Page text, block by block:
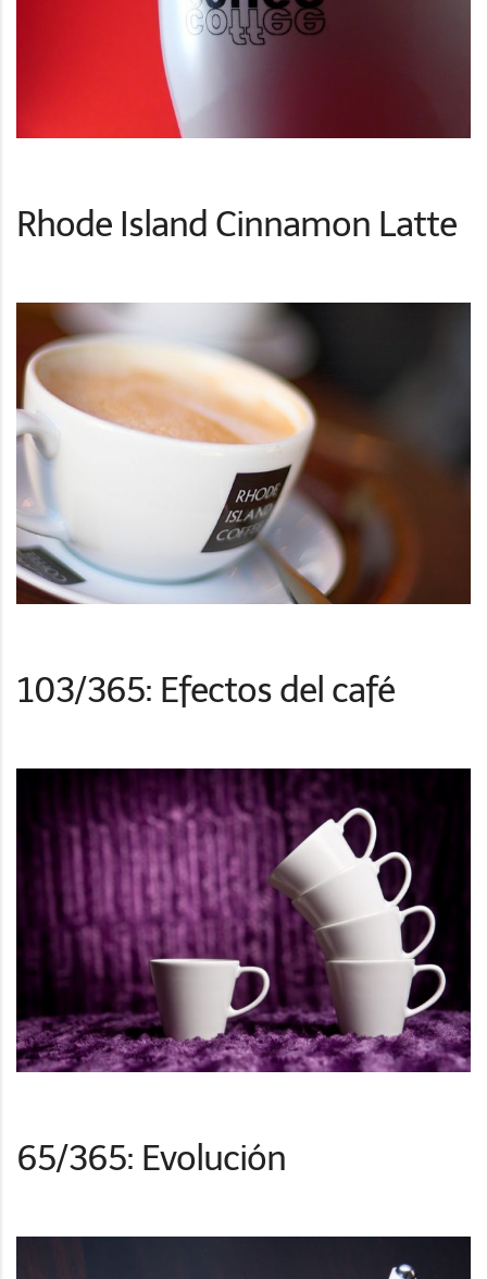
Rhode Island Cinnamon Latte
103/365: Efectos del café
65/365: Evolución